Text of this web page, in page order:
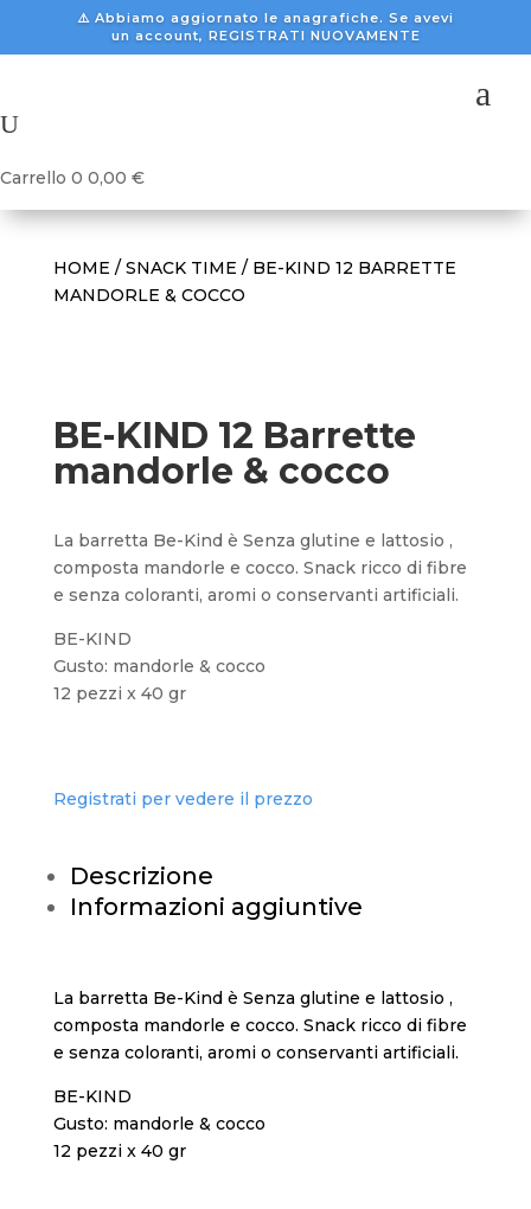
⚠️ Abbiamo aggiornato le anagrafiche. Se avevi
un account, REGISTRATI NUOVAMENTE
a
U
Carrello 0 0,00 €
HOME / SNACK TIME / BE-KIND 12 BARRETTE
MANDORLE & COCCO
BE-KIND 12 Barrette
mandorle & cocco
La barretta Be-Kind è Senza glutine e lattosio ,
composta mandorle e cocco. Snack ricco di fibre
e senza coloranti, aromi o conservanti artificiali.
BE-KIND
Gusto: mandorle & cocco
12 pezzi x 40 gr
Registrati per vedere il prezzo
Descrizione
Informazioni aggiuntive
La barretta Be-Kind è Senza glutine e lattosio ,
composta mandorle e cocco. Snack ricco di fibre
e senza coloranti, aromi o conservanti artificiali.
BE-KIND
Gusto: mandorle & cocco
12 pezzi x 40 gr